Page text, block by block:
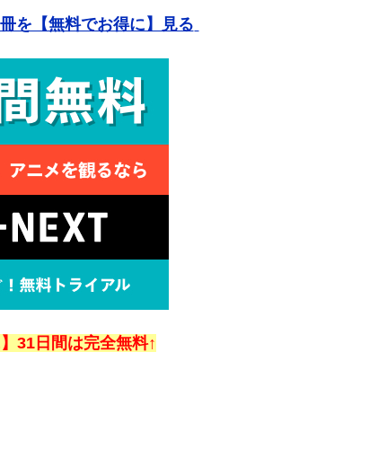
を【無料でお得に】見る
31日間は完全無料↑